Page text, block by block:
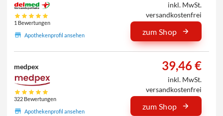
1 Bewertungen
Apothekenprofil ansehen
inkl. MwSt.
versandkostenfrei
zum Shop
medpex
322 Bewertungen
Apothekenprofil ansehen
39,46 €
inkl. MwSt.
versandkostenfrei
zum Shop